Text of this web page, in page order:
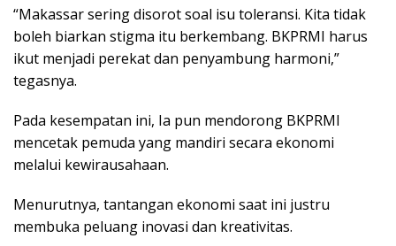
“Makassar sering disorot soal isu toleransi. Kita tidak
boleh biarkan stigma itu berkembang. BKPRMI harus
ikut menjadi perekat dan penyambung harmoni,”
tegasnya.
Pada kesempatan ini, Ia pun mendorong BKPRMI
mencetak pemuda yang mandiri secara ekonomi
melalui kewirausahaan.
Menurutnya, tantangan ekonomi saat ini justru
membuka peluang inovasi dan kreativitas.